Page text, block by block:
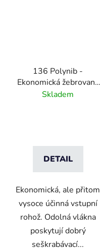
136 Polynib -
Ekonomická žebrovaná
vstupní rohož -
Skladem
DETAIL
Ekonomická, ale přitom
vysoce účinná vstupní
rohož. Odolná vlákna
poskytují dobrý
seškrabávací...